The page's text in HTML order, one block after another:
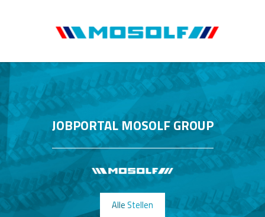
JOBPORTAL MOSOLF GROUP
Alle Stellen